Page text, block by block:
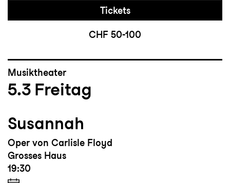
Tickets
CHF 50-100
Musiktheater
5.3 Freitag
Susannah
Oper von Carlisle Floyd
Grosses Haus
19:30